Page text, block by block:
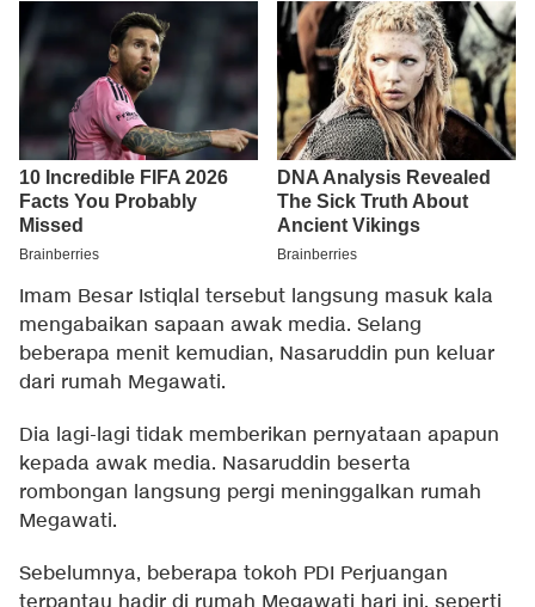
Imam Besar Istiqlal tersebut langsung masuk kala
mengabaikan sapaan awak media. Selang
beberapa menit kemudian, Nasaruddin pun keluar
dari rumah Megawati.
Dia lagi-lagi tidak memberikan pernyataan apapun
kepada awak media. Nasaruddin beserta
rombongan langsung pergi meninggalkan rumah
Megawati.
Sebelumnya, beberapa tokoh PDI Perjuangan